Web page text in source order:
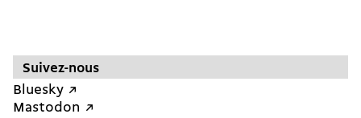
Suivez-nous
Bluesky ↗︎
Mastodon ↗︎